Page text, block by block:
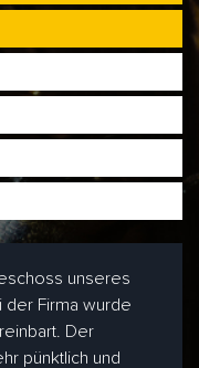
unseres
der Firma wurde
Der
pünktlich und